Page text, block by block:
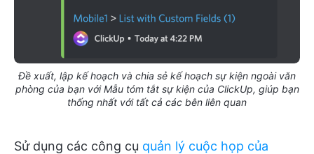
Đề xuất, lập kế hoạch và chia sẻ kế hoạch sự kiện ngoài văn
phòng của bạn với Mẫu tóm tắt sự kiện của ClickUp, giúp bạn
thống nhất với tất cả các bên liên quan
Sử dụng các công cụ quản lý cuộc họp của